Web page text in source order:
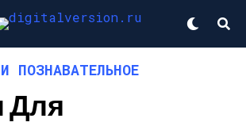
ПОЗНАВАТЕЛЬНОЕ
Для